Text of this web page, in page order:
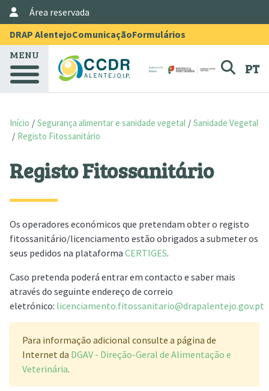
Passar para o conteúdo principal
Menu Topo
DRAP AlentejoComunicaçãoFormulários
User Account Menu
Área reservada
MENU
PT
Início Segurança alimentar e sanidade vegetal
Sanidade Vegetal
Registo Fitossanitário
Registo Fitossanitário
Os operadores económicos que pretendam obter o registo
fitossanitário/licenciamento estão obrigados a submeter os
seus pedidos na plataforma CERTIGES.
Caso pretenda poderá entrar em contacto e saber mais
através do seguinte endereço de correio
eletrónico: licenciamento.fitossanitario@drapalentejo.gov.pt
Para informação adicional consulte a página de
Internet da DGAV - Direção-Geral de Alimentação e
Veterinária.